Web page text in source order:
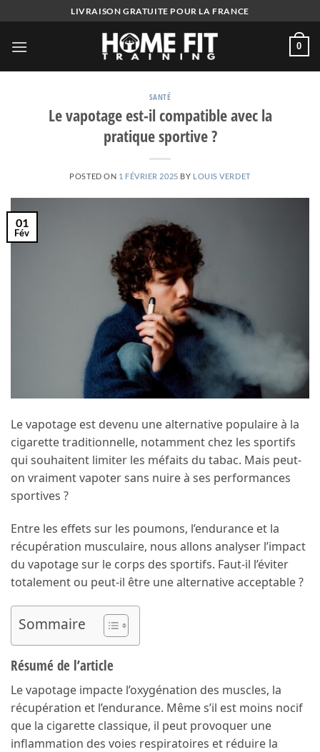
to
content
LIVRAISON GRATUITE POUR LA FRANCE
0
SANTÉ
Le vapotage est-il compatible avec la
pratique sportive ?
POSTED ON 1 FÉVRIER 2025 BY LOUIS VERDET
01
Fév
Le vapotage est devenu une alternative populaire à la
cigarette traditionnelle, notamment chez les sportifs
qui souhaitent limiter les méfaits du tabac. Mais peut-
on vraiment vapoter sans nuire à ses performances
sportives ?
Entre les effets sur les poumons, l’endurance et la
récupération musculaire, nous allons analyser l’impact
du vapotage sur le corps des sportifs. Faut-il l’éviter
totalement ou peut-il être une alternative acceptable ?
Sommaire
Résumé de l’article
Le vapotage impacte l’oxygénation des muscles, la
récupération et l’endurance. Même s’il est moins nocif
que la cigarette classique, il peut provoquer une
inflammation des voies respiratoires et réduire la